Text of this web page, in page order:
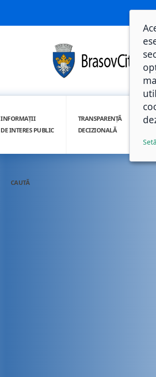
INFORMAȚII
DE INTERES PUBLIC
TRANSPARENȚĂ
DECIZIONALĂ
CAUTĂ